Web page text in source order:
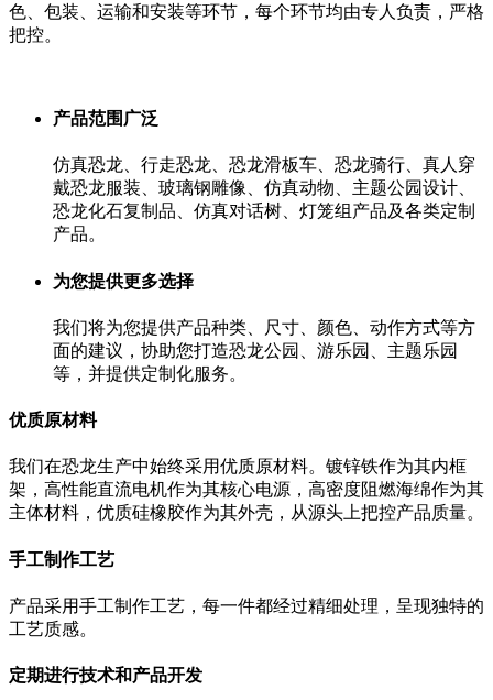
色、包装、运输和安装等环节，每个环节均由专人负责，严格
把控。
产品范围广泛
仿真恐龙、行走恐龙、恐龙滑板车、恐龙骑行、真人穿
戴恐龙服装、玻璃钢雕像、仿真动物、主题公园设计、
恐龙化石复制品、仿真对话树、灯笼组产品及各类定制
产品。
为您提供更多选择
我们将为您提供产品种类、尺寸、颜色、动作方式等方
面的建议，协助您打造恐龙公园、游乐园、主题乐园
等，并提供定制化服务。
优质原材料
我们在恐龙生产中始终采用优质原材料。镀锌铁作为其内框
架，高性能直流电机作为其核心电源，高密度阻燃海绵作为其
主体材料，优质硅橡胶作为其外壳，从源头上把控产品质量。
手工制作工艺
产品采用手工制作工艺，每一件都经过精细处理，呈现独特的
工艺质感。
定期进行技术和产品开发